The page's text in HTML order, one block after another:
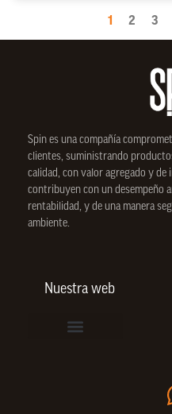
1 2 3
Spin es una compañía
clientes, suministrando
calidad, con valor agregado y
contribuyen con un desempeño
rentabilidad, y de una manera
ambiente.
Nuestra web